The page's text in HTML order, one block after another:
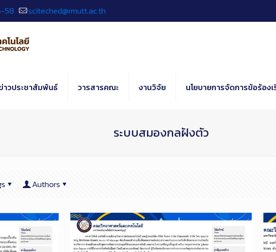
58 sciteched@rmutt.ac.th
าวประชาสัมพันธ์ วารสารคณะ งานวิจัย นโยบายการจัดการข้อร้อง
ระบบสมองกลฝังตัว
Authors